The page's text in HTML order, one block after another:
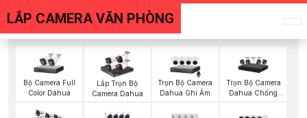
LẮP CAMERA VĂN PHÒNG
Bộ Camera Full
Color Dahua
Lắp Trọn Bộ
Camera Dahua
Trọn Bộ Camera
Dahua Ghi Âm
Trọn Bộ Camera
Dahua Chống